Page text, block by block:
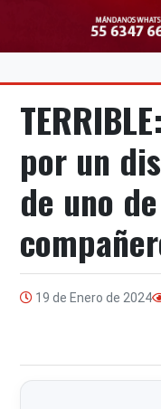
por un
de uno
19 de Enero de 2024